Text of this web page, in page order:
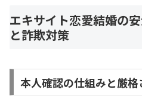
エキサイト恋愛結婚の
と詐欺対策
本人確認の仕組みと厳格